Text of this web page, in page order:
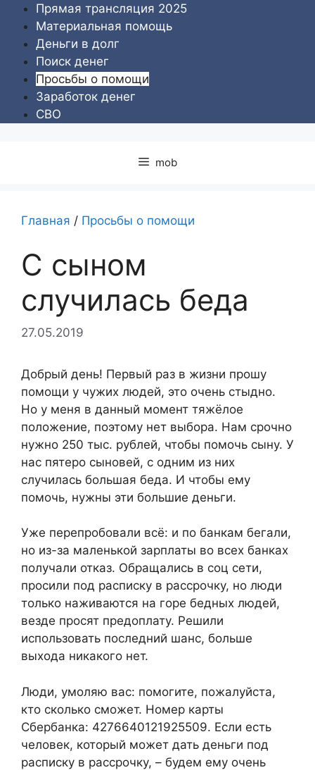
Перейти
содержимому
Прямая трансляция 2025
Материальная помощь
Деньги в долг
Поиск денег
Просьбы о помощи
Заработок денег
СВО
mob
Главная / Просьбы о помощи
С сыном
случилась беда
27.05.2019
Добрый день! Первый раз в жизни прошу
помощи у чужих людей, это очень стыдно.
Но у меня в данный момент тяжёлое
положение, поэтому нет выбора. Нам срочно
нужно 250 тыс. рублей, чтобы помочь сыну. У
нас пятеро сыновей, с одним из них
случилась большая беда. И чтобы ему
помочь, нужны эти большие деньги.
Уже перепробовали всё: и по банкам бегали,
но из-за маленькой зарплаты во всех банках
получали отказ. Обращались в соц сети,
просили под расписку в рассрочку, но люди
только наживаются на горе бедных людей,
везде просят предоплату. Решили
использовать последний шанс, больше
выхода никакого нет.
Люди, умоляю вас: помогите, пожалуйста,
кто сколько сможет. Номер карты
Сбербанка: 4276640121925509. Если есть
человек, который может дать деньги под
расписку в рассрочку, – будем ему очень